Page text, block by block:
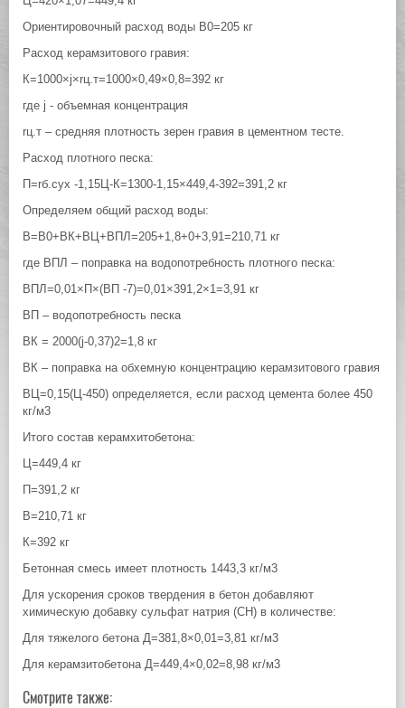
Ориентировочный расход воды В0=205 кг
Расход керамзитового гравия:
К=1000×j×rц.т=1000×0,49×0,8=392 кг
где j - объемная концентрация
rц.т – средняя плотность зерен гравия в цементном тесте.
Расход плотного песка:
П=rб.сух -1,15Ц-К=1300-1,15×449,4-392=391,2 кг
Определяем общий расход воды:
В=В0+ВК+ВЦ+ВПЛ=205+1,8+0+3,91=210,71 кг
где ВПЛ – поправка на водопотребность плотного песка:
ВПЛ=0,01×П×(ВП -7)=0,01×391,2×1=3,91 кг
ВП – водопотребность песка
ВК = 2000(j-0,37)2=1,8 кг
ВК – поправка на обхемную концентрацию керамзитового гравия
ВЦ=0,15(Ц-450) определяется, если расход цемента более 450
кг/м3
Итого состав керамхитобетона:
Ц=449,4 кг
П=391,2 кг
В=210,71 кг
К=392 кг
Бетонная смесь имеет плотность 1443,3 кг/м3
Для ускорения сроков твердения в бетон добавляют
химическую добавку сульфат натрия (СН) в количестве:
Для тяжелого бетона Д=381,8×0,01=3,81 кг/м3
Для керамзитобетона Д=449,4×0,02=8,98 кг/м3
Смотрите также: